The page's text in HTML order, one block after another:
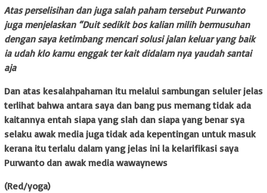
Atas perselisihan dan juga salah paham tersebut Purwanto
juga menjelaskan “Duit sedikit bos kalian milih bermusuhan
dengan saya ketimbang mencari solusi jalan keluar yang baik
ia udah klo kamu enggak ter kait didalam nya yaudah santai
aja
Dan atas kesalahpahaman itu melalui sambungan seluler jelas
terlihat bahwa antara saya dan bang pus memang tidak ada
kaitannya entah siapa yang slah dan siapa yang benar sya
selaku awak media juga tidak ada kepentingan untuk masuk
kerana itu terlalu dalam yang jelas ini la kelarifikasi saya
Purwanto dan awak media wawaynews
(Red/yoga)